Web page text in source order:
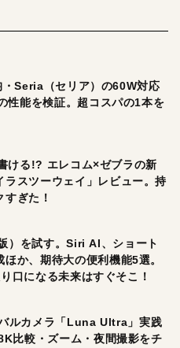
Seria（セリア）の60W対応
性能を検証。超コスパの1本を
ける!? エレコム×ゼブラの新
ラスツーウェイ」レビュー。持
すぎた！
）を試す。Siri AI、ショート
か、期待大の便利機能5選。
口になる未来はすぐそこ！
ルカメラ「Luna Ultra」実践
比較・ズーム・夜間撮影をチ